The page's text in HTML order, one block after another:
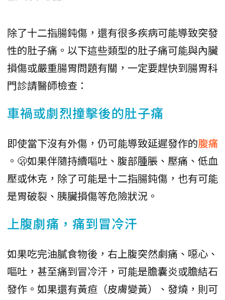
除了十二指腸鈍傷，還有很多疾病可能導致突發
性的肚子痛。以下這些類型的肚子痛可能與內臟
損傷或嚴重腸胃問題有關，一定要趕快到腸胃科
門診請醫師檢查：
車禍或劇烈撞擊後的肚子痛
即使當下沒有外傷，仍可能導致延遲發作的腹痛
。🫢如果伴隨持續嘔吐、腹部腫脹、壓痛、低血
壓或休克，除了可能是十二指腸鈍傷，也有可能
是胃破裂、胰臟損傷等危險狀況。
上腹劇痛，痛到冒冷汗
如果吃完油膩食物後，右上腹突然劇痛、噁心、
嘔吐，甚至痛到冒冷汗，可能是膽囊炎或膽結石
發作。如果還有黃疸（皮膚變黃）、發燒，則可